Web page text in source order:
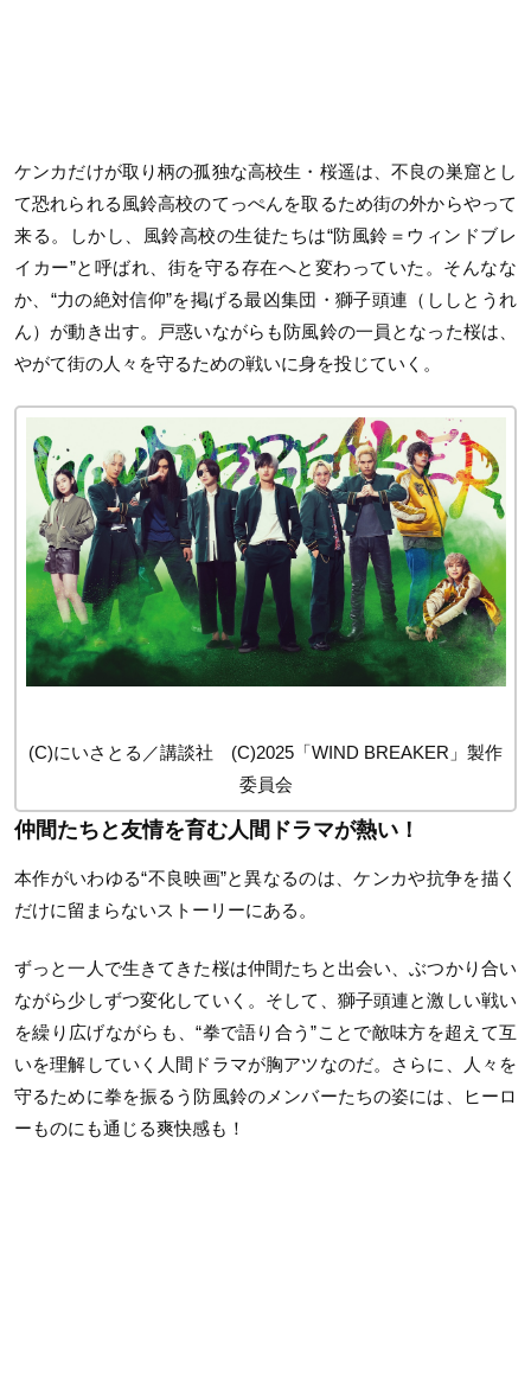
ケンカだけが取り柄の孤独な高校生・桜遥は、不良の巣窟とし
て恐れられる風鈴高校のてっぺんを取るため街の外からやって
来る。しかし、風鈴高校の生徒たちは“防風鈴＝ウィンドブレ
イカー”と呼ばれ、街を守る存在へと変わっていた。そんなな
か、“力の絶対信仰”を掲げる最凶集団・獅子頭連（ししとうれ
ん）が動き出す。戸惑いながらも防風鈴の一員となった桜は、
やがて街の人々を守るための戦いに身を投じていく。
(C)にいさとる／講談社 (C)2025「WIND BREAKER」製作
委員会
仲間たちと友情を育む人間ドラマが熱い！
本作がいわゆる“不良映画”と異なるのは、ケンカや抗争を描く
だけに留まらないストーリーにある。
ずっと一人で生きてきた桜は仲間たちと出会い、ぶつかり合い
ながら少しずつ変化していく。そして、獅子頭連と激しい戦い
を繰り広げながらも、“拳で語り合う”ことで敵味方を超えて互
いを理解していく人間ドラマが胸アツなのだ。さらに、人々を
守るために拳を振るう防風鈴のメンバーたちの姿には、ヒーロ
ーものにも通じる爽快感も！